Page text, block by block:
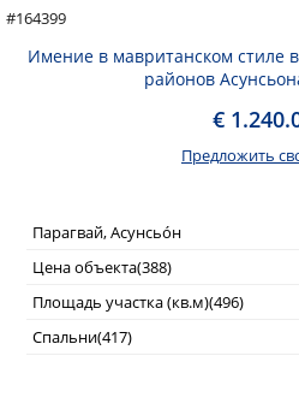
#164399
Имение в мавританском стиле
районов
€
Предложить
Парагвай, Асунсьо́н
Цена объекта(388)
Площадь участка (кв.м)(496)
Спальни(417)